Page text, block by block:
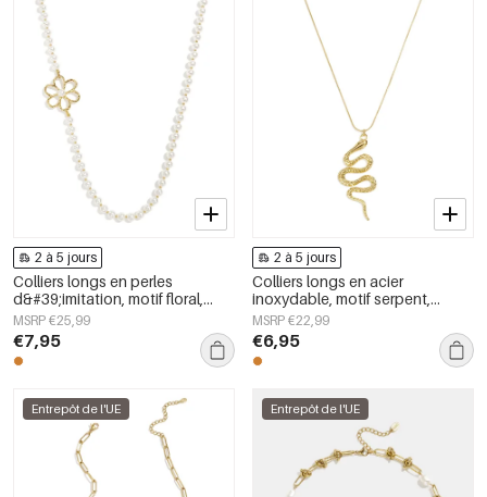
2 à 5 jours
Colliers longs en perles
d&#39;imitation, motif floral,
collection Douceur et Simplicité
au quotidien, bijoux pour
femmes
MSRP €25,99
€7,95
2 à 5 jours
Colliers longs en acier
inoxydable, motif serpent,
collection Daily Simple, bijoux
pour femmes
MSRP €22,99
€6,95
Entrepôt de l'UE Entrepôt de l'UE